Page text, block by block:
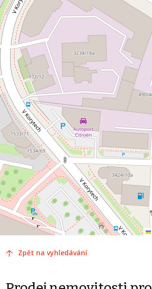
Zpět na vyhledávání